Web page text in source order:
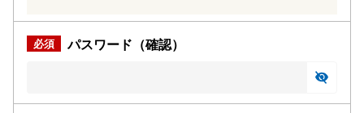
パスワード（確認）